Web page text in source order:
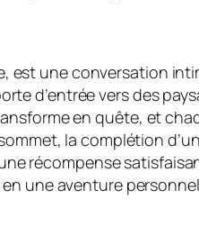
est une conversation
d’entrée vers des
en quête, et
la complétion
récompense
une aventure